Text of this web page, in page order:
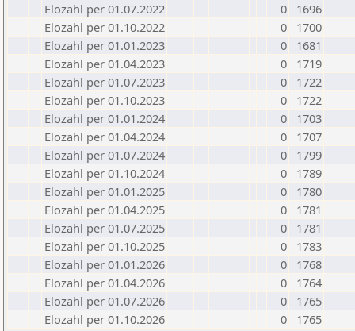
Elozahl per 01.07.2022
0
1696
Elozahl per 01.10.2022
0
1700
Elozahl per 01.01.2023
0
1681
Elozahl per 01.04.2023
0
1719
Elozahl per 01.07.2023
0
1722
Elozahl per 01.10.2023
0
1722
Elozahl per 01.01.2024
0
1703
Elozahl per 01.04.2024
0
1707
Elozahl per 01.07.2024
0
1799
Elozahl per 01.10.2024
0
1789
Elozahl per 01.01.2025
0
1780
Elozahl per 01.04.2025
0
1781
Elozahl per 01.07.2025
0
1781
Elozahl per 01.10.2025
0
1783
Elozahl per 01.01.2026
0
1768
Elozahl per 01.04.2026
0
1764
Elozahl per 01.07.2026
0
1765
Elozahl per 01.10.2026
0 1765